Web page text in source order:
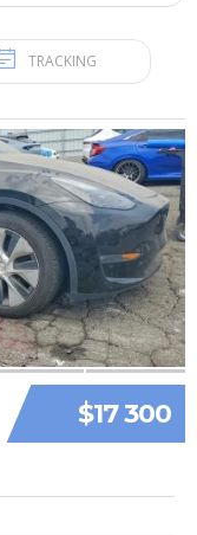
TRACKING
$17 300